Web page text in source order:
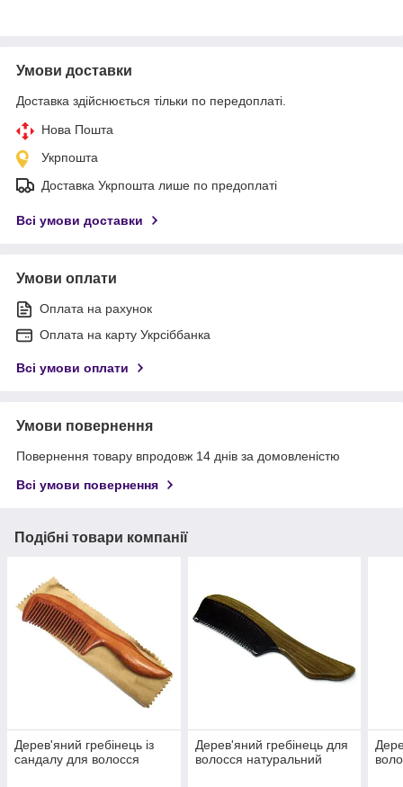
Умови доставки
Доставка здійснюється тільки по передоплаті.
Нова Пошта
Укрпошта
Доставка Укрпошта лише по предоплаті
Всі умови доставки
Умови оплати
Оплата на рахунок
Оплата на карту Укрсіббанка
Всі умови оплати
Умови повернення
Повернення товару впродовж 14 днів за домовленістю
Всі умови повернення
Подібні товари компанії
Дерев'яний гребінець із
сандалу для волосся
Дерев'яний гребінець для
волосся натуральний